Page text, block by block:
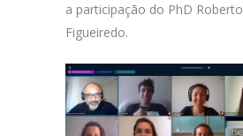
a participação do PhD
Figueiredo.